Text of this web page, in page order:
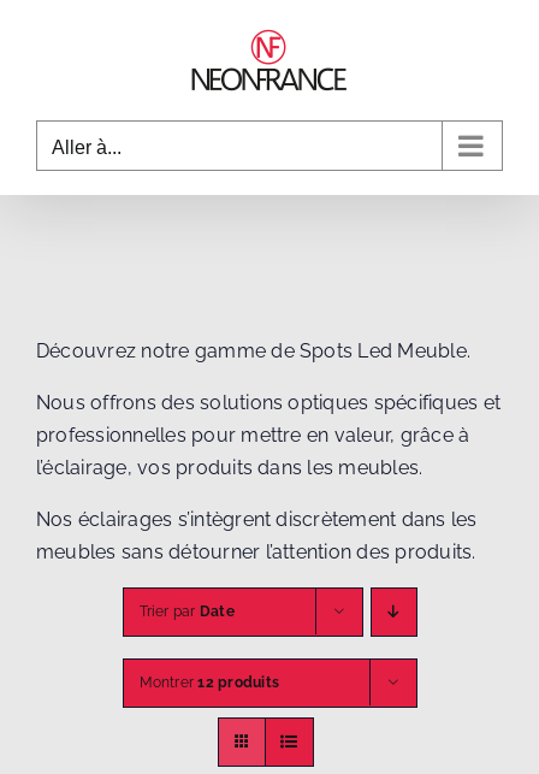
Aller à...
Découvrez notre gamme de Spots Led Meuble.
Nous offrons des solutions optiques spécifiques et
professionnelles pour mettre en valeur, grâce à
l’éclairage, vos produits dans les meubles.
Nos éclairages s’intègrent discrètement dans les
meubles sans détourner l’attention des produits.
Trier par Date
Montrer12 produits